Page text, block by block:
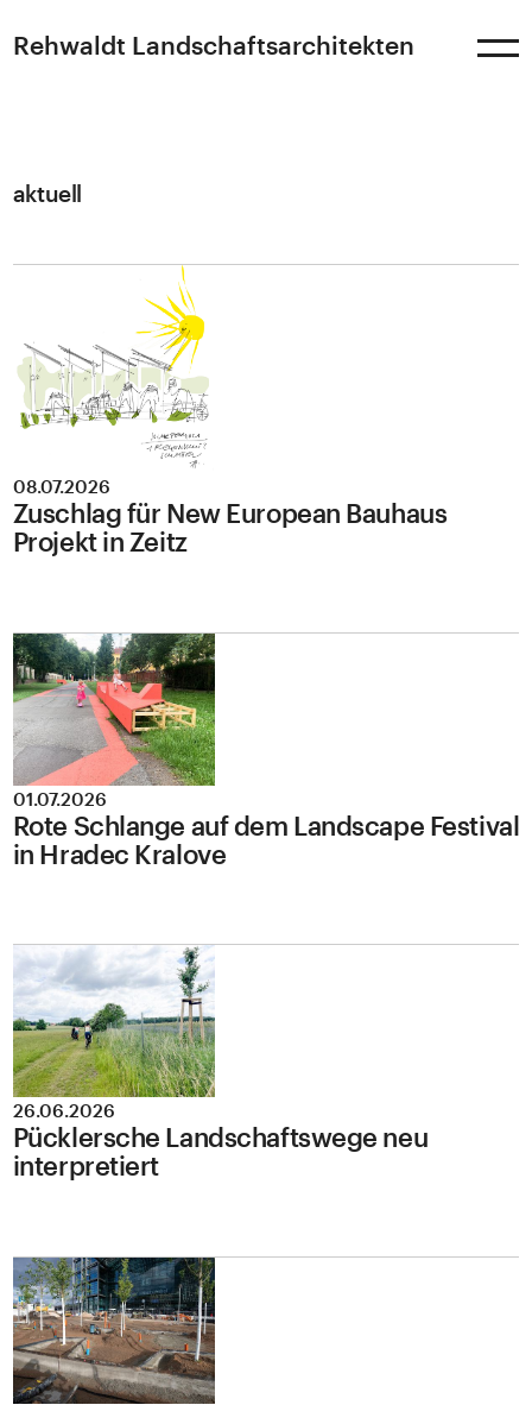
Rehwaldt Landschaftsarchitekten
aktuell
08.07.2026
Zuschlag für New European Bauhaus
Projekt in Zeitz
01.07.2026
Rote Schlange auf dem Landscape Festival
in Hradec Kralove
26.06.2026
Pücklersche Landschaftswege neu
interpretiert